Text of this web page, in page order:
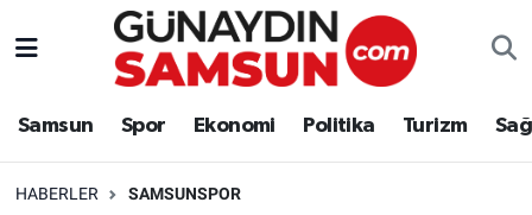
Samsun Spor Ekonomi Politika Turizm
HABERLER SAMSUNSPOR
Samsun
Nöbetçi Eczaneler